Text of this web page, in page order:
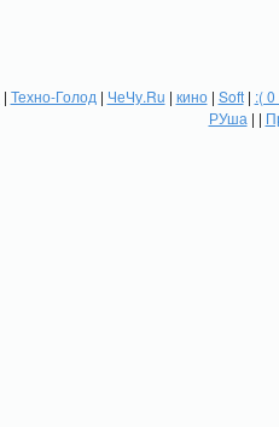
| Техно-Голод | ЧеЧу.Ru | кино| Soft| :(
РУша | |